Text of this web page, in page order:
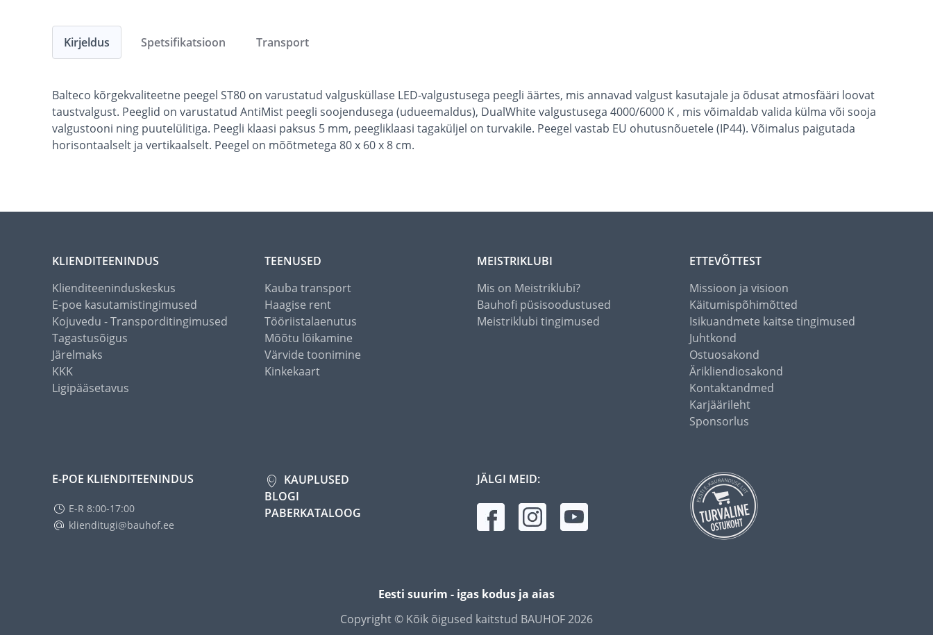
Kirjeldus
Balteco kõrgekvaliteetne peegel ST80 on varustatud valgusküllase LED-valgustusega peegli äärtes, mis annavad valgust kasutajale ja õdusat atmosfääri loovat
taustvalgust. Peeglid on varustatud AntiMist peegli soojendusega (udueemaldus), DualWhite valgustusega 4000/6000 K , mis võimaldab valida külma või sooja
valgustooni ning puutelülitiga. Peegli klaasi paksus 5 mm, peegliklaasi tagaküljel on turvakile. Peegel vastab EU ohutusnõuetele (IP44). Võimalus paigutada
horisontaalselt ja vertikaalselt. Peegel on mõõtmetega 80 x 60 x 8 cm.
Spetsifikatsioon Transport
KLIENDITEENINDUS
Klienditeeninduskeskus
E-poe kasutamistingimused
Kojuvedu - Transporditingimused
Tagastusõigus
Järelmaks
KKK
Ligipääsetavus
TEENUSED
Kauba transport
Haagise rent
Tööriistalaenutus
Mõõtu lõikamine
Värvide toonimine
Kinkekaart
MEISTRIKLUBI
Mis on Meistriklubi?
Bauhofi püsisoodustused
Meistriklubi tingimused
ETTEVÕTTEST
Missioon ja visioon
Käitumispõhimõtted
Isikuandmete kaitse tingimused
Juhtkond
Ostuosakond
Ärikliendiosakond
Kontaktandmed
Karjäärileht
Sponsorlus
E-POE KLIENDITEENINDUS
E-R 8:00-17:00
klienditugi@bauhof.ee
KAUPLUSED
BLOGI
PABERKATALOOG
JÄLGI MEID:
Eesti suurim - igas kodus ja aias
Copyright © Kõik õigused kaitstud BAUHOF 2026